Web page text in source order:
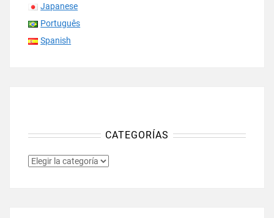
Japanese
Português
Spanish
CATEGORÍAS
CATEGORÍAS